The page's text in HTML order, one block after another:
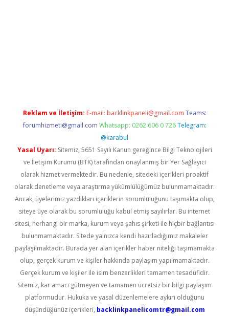
Reklam ve İletişim: E-mail: backlinkpaneli@gmail.com Teams:
forumhizmeti@gmail.com Whatsapp: 0262 606 0 726 Telegram:
@karabul
Yasal Uyarı: Sitemiz, 5651 Sayılı Kanun gereğince Bilgi Teknolojileri
ve İletişim Kurumu (BTK) tarafından onaylanmış bir Yer Sağlayıcı
olarak hizmet vermektedir. Bu nedenle, sitedeki içerikleri proaktif
olarak denetleme veya araştırma yükümlülüğümüz bulunmamaktadır.
Ancak, üyelerimiz yazdıkları içeriklerin sorumluluğunu taşımakta olup,
siteye üye olarak bu sorumluluğu kabul etmiş sayılırlar. Bu internet
sitesi, herhangi bir marka, kurum veya şahıs şirketi ile hiçbir bağlantısı
bulunmamaktadır. Sitede yalnızca kendi hazırladığımız makaleler
paylaşılmaktadır. Burada yer alan içerikler haber niteliği taşımamakta
olup, gerçek kurum ve kişiler hakkında paylaşım yapılmamaktadır.
Gerçek kurum ve kişiler ile isim benzerlikleri tamamen tesadüfidir.
Sitemiz, kar amacı gütmeyen ve tamamen ücretsiz bir bilgi paylaşım
platformudur. Hukuka ve yasal düzenlemelere aykırı olduğunu
düşündüğünüz içerikleri, backlinkpanelicomtr@gmail.com